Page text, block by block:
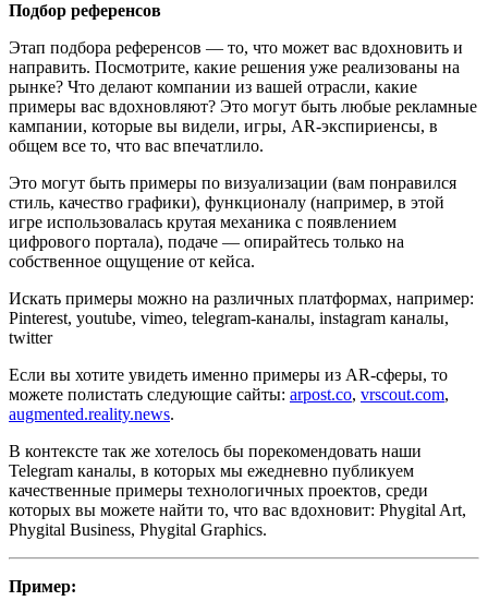
Подбор референсов
Этап подбора референсов — то, что может вас вдохновить и
направить. Посмотрите, какие решения уже реализованы на
рынке? Что делают компании из вашей отрасли, какие
примеры вас вдохновляют? Это могут быть любые рекламные
кампании, которые вы видели, игры, AR-экспириенсы, в
общем все то, что вас впечатлило.
Это могут быть примеры по визуализации (вам понравился
стиль, качество графики), функционалу (например, в этой
игре использовалась крутая механика с появлением
цифрового портала), подаче — опирайтесь только на
собственное ощущение от кейса.
Искать примеры можно на различных платформах, например:
Pinterest, youtube, vimeo, telegram-каналы, instagram каналы,
twitter
Если вы хотите увидеть именно примеры из AR-сферы, то
можете полистать следующие сайты: arpost.co, vrscout.com,
augmented.reality.news.
В контексте так же хотелось бы порекомендовать наши
Telegram каналы, в которых мы ежедневно публикуем
качественные примеры технологичных проектов, среди
которых вы можете найти то, что вас вдохновит: Phygital Art,
Phygital Business, Phygital Graphics.
Пример: